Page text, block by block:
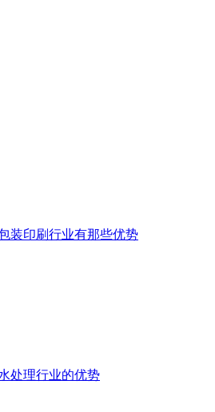
装印刷行业有那些优势
处理行业的优势